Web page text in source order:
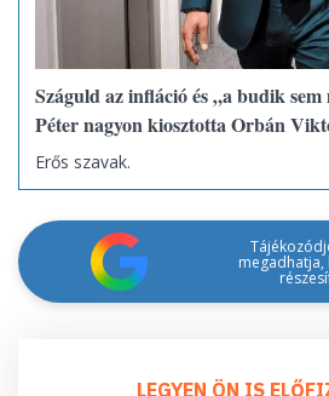
Száguld az infláció és „a budik
Péter nagyon kiosztotta Orbán
Erős szavak.
megadhatja,
LEGYEN ÖN IS